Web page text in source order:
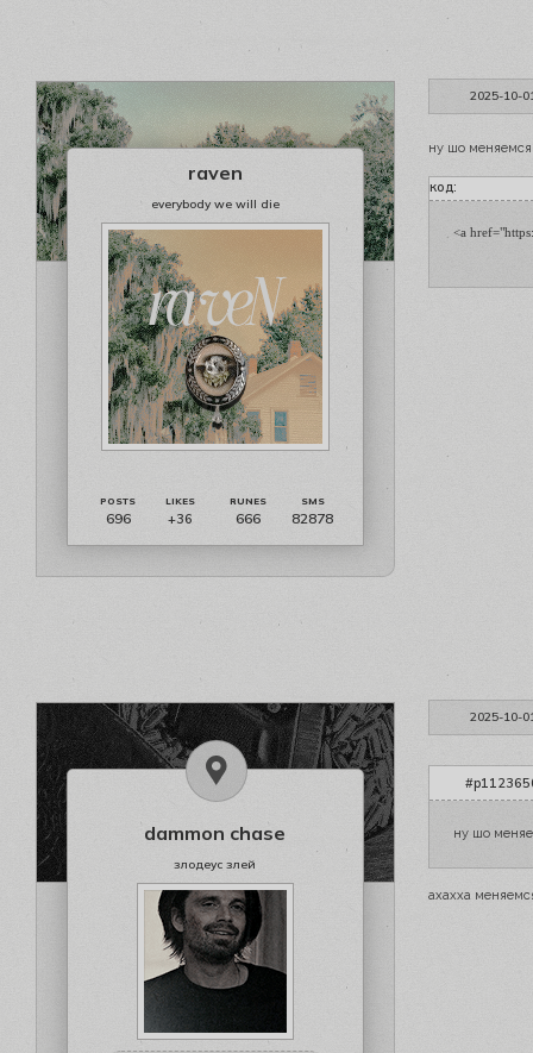
2025-10-
raven
everybody we will die
696 +36 666 82878
ну шо
код:
<a
2025-10-
dammon chase
злодеус злей
ну шо
ахахха